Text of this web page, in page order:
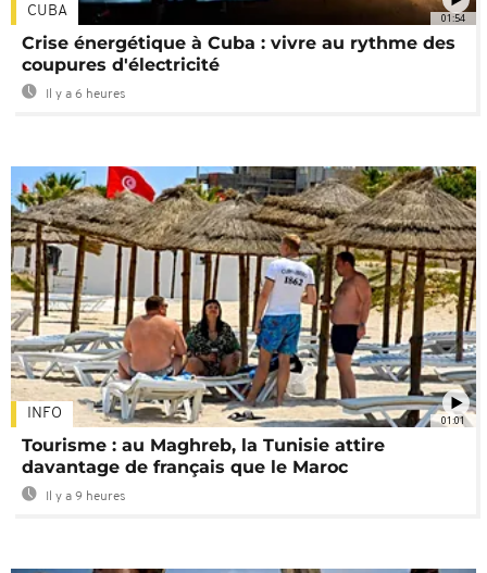
01:54
CUBA
Crise énergétique à Cuba : vivre au rythme des
coupures d'électricité
Il y a 6 heures
01:01
INFO
Tourisme : au Maghreb, la Tunisie attire
davantage de français que le Maroc
Il y a 9 heures